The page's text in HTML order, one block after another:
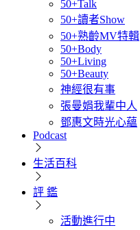
50+Talk
50+讀者Show
50+熟齡MV特輯
50+Body
50+Living
50+Beauty
神經很有事
張曼娟我輩中人
鄧惠文時光心蘊
Podcast
生活百科
評 鑑
活動進行中